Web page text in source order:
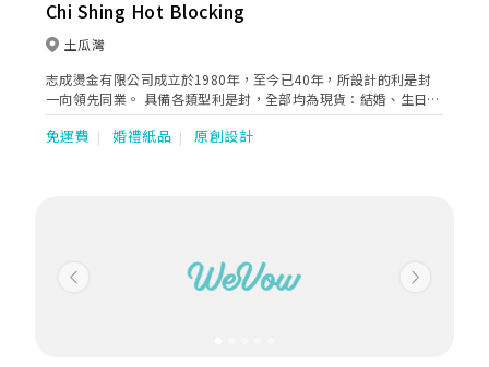
Chi Shing Hot Blocking
土瓜灣
志成燙金有限公司成立於1980年，至今已40年，所設計的利是封
一向領先同業。 具備各類型利是封，全部均為現貨：結婚、生日、
壽宴、人情、新年等等一應俱全。而利是封均為半圓形攝口封，並
能放置最大1000元港幣。 本公司也承接各種訂造特定尺寸及要求
免運費 婚禮紙品 原創設計
Previous Next